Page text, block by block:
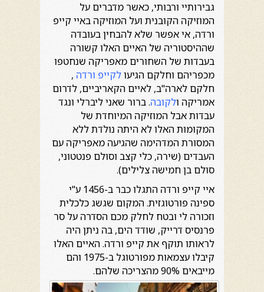
גבירותיי ורבותי, כאשר מדברים על
המוזיקה הקובנית ועל המוזיקה באיי קייפ
ורדה, אי אפשר שלא להבחין בעובדה
שההיסטוריה של האיים האלו קשורה
בעבדות של השחורים מאפריקה שנחטפו
מכפריהם וחלקם הגיעולקייפ ורדה ,
חלקם לארה"ב, לאיים הקאריביים, לדרום
אמריקה ולקובה. ברור שאני ליברלי ונגד
עבדות אבל המוזיקה המיוחדת של
המקומות האלו לא היתה נולדת ללא
המסורת המדהימה שהגיעה מאפריקה עם
העבדים (שירה, כלי קצב וסולם פנטטוני,
סולם בן חמישה צלילים).
איי קייפ ורדה התגלו כבר ב-1456 ע"י
ספינה פורטוגזית. המקום שגשג כלכלית
וזכורה לי ובטח לחלק מכם הסדרה על סר
פרנסיס דרייק, שודד הים, בה ניתן היה
לראותו תוקף את קייפ ורדה. האיים האלו
קיבלו עצמאות מפורטוגל ב-1975 והם
מייבאים 90% מהצריכה שלהם.